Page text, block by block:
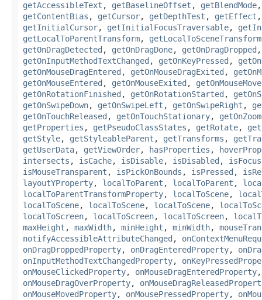
getAccessibleText , getBaselineOffset , getBlendMode
getContentBias , getCursor, getDepthTest , getEffect
getInitialCursor, getInitialFocusTraversable,
getLocalToParentTransform, getLocalToSceneTransform
getOnDragDetected , getOnDragDone, getOnDragDropped
getOnInputMethodTextChanged , getOnKeyPressed ,
getOnMouseDragEntered , getOnMouseDragExited ,
getOnMouseEntered , getOnMouseExited ,
getOnRotationFinished , getOnRotationStarted ,
getOnSwipeDown, getOnSwipeLeft , getOnSwipeRight ,
getOnTouchReleased , getOnTouchStationary, getOnZoom
getProperties , getPseudoClassStates , getRotate,
getStyle, getStyleableParent , getTransforms ,
getUserData, getViewOrder, hasProperties ,
intersects , isCache, isDisable, isDisabled ,
isMouseTransparent , isPickOnBounds , isPressed ,
layoutYProperty, localToParent , localToParent ,
localToParentTransformProperty, localToScene,
localToScene, localToScene, localToScene,
localToScreen, localToScreen, localToScreen,
maxHeight , maxWidth, minHeight , minWidth,
notifyAccessibleAttributeChanged ,
onDragDroppedProperty, onDragEnteredProperty,
onInputMethodTextChangedProperty,
onMouseClickedProperty, onMouseDragEnteredProperty
onMouseDragOverProperty,
onMouseMovedProperty, onMousePressedProperty,